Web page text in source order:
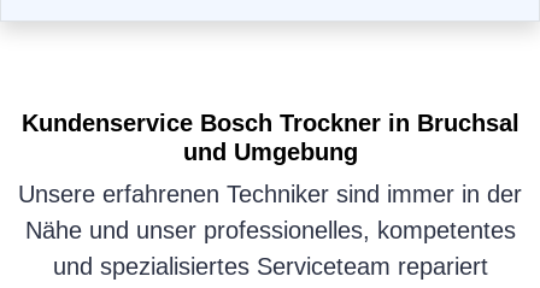
Kundenservice Bosch Trocknerin Bruchsal
und Umgebung
Unsere erfahrenen Techniker sind immer in der
Nähe und unser professionelles, kompetentes
und spezialisiertes Serviceteam repariert